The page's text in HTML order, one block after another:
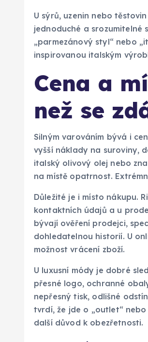
U sýrů, uzenin nebo
jednoduché a srozumitelné
„parmezánový styl“ nebo
inspirovanou italským
Cena a
než se
Silným varováním bývá i
vyšší náklady na suroviny,
italský olivový olej nebo
na místě opatrnost.
Důležité je i místo nákupu.
kontaktních údajů a u
bývají ověření prodejci,
dohledatelnou historií. U
možnost vrácení zboží.
U luxusní módy je dobré
přesné logo, ochranné
nepřesný tisk, odlišné
tvrdí, že jde o „outlet“
další důvod k obezřetnosti.